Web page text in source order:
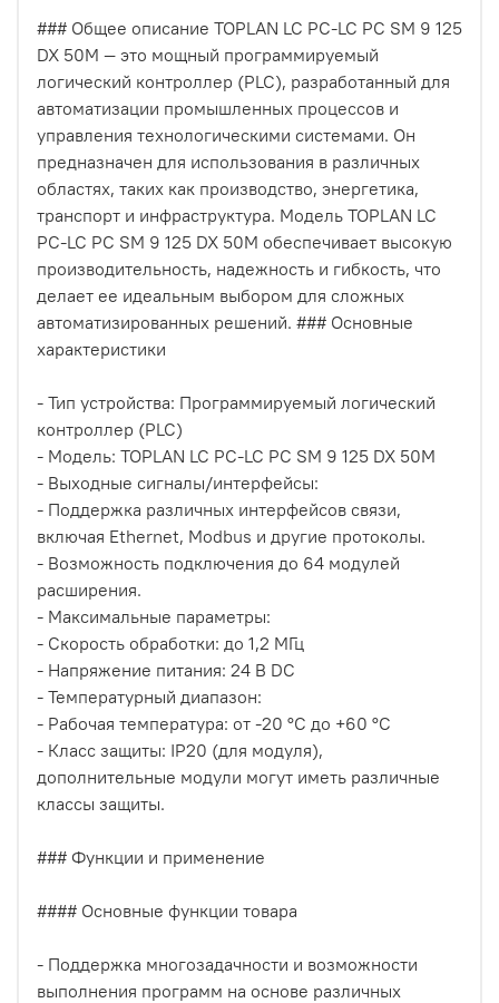
### Общее описание TOPLAN LC PC-LC PC SM 9 125
DX 50M — это мощный программируемый
логический контроллер (PLC), разработанный для
автоматизации промышленных процессов и
управления технологическими системами. Он
предназначен для использования в различных
областях, таких как производство, энергетика,
транспорт и инфраструктура. Модель TOPLAN LC
PC-LC PC SM 9 125 DX 50M обеспечивает высокую
производительность, надежность и гибкость, что
делает ее идеальным выбором для сложных
автоматизированных решений. ### Основные
характеристики
- Тип устройства: Программируемый логический
контроллер (PLC)
- Модель: TOPLAN LC PC-LC PC SM 9 125 DX 50M
- Выходные сигналы/интерфейсы:
- Поддержка различных интерфейсов связи,
включая Ethernet, Modbus и другие протоколы.
- Возможность подключения до 64 модулей
расширения.
- Максимальные параметры:
- Скорость обработки: до 1,2 МГц
- Напряжение питания: 24 В DC
- Температурный диапазон:
- Рабочая температура: от -20 °C до +60 °C
- Класс защиты: IP20 (для модуля),
дополнительные модули могут иметь различные
классы защиты.
### Функции и применение
#### Основные функции товара
- Поддержка многозадачности и возможности
выполнения программ на основе различных